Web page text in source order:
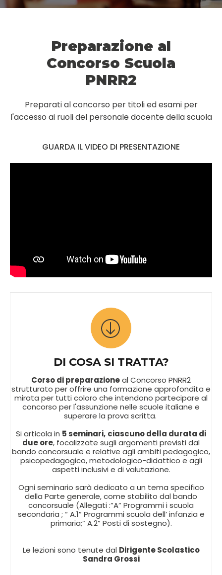
Preparazione al
Concorso Scuola
PNRR2
Preparati al concorso per titoli ed esami per
l'accesso ai ruoli del personale docente della scuola
GUARDA IL VIDEO DI PRESENTAZIONE
DI COSA SI TRATTA?
Corso di preparazioneal Concorso PNRR2
strutturato per offrire una formazione approfondita e
mirata per tutti coloro che intendono partecipare al
concorso per l'assunzione nelle scuole italiane e
superare la prova scritta.
Si articola in 5 seminari, ciascuno della durata di
due ore, focalizzate sugli argomenti previsti dal
bando concorsuale e relative agli ambiti pedagogico,
psicopedagogico, metodologico-didattico e agli
aspetti inclusivi e di valutazione.
Ogni seminario sarà dedicato a un tema specifico
della Parte generale, come stabilito dal bando
concorsuale (Allegati :”A” Programmi i scuola
secondaria ; “ A.1” Programmi scuola dell’ infanzia e
primaria;” A.2” Posti di sostegno).
Le lezioni sono tenute dal Dirigente Scolastico
Sandra Grossi